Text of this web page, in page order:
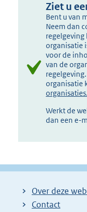
Ziet u
Bent u van
Neem dan
regelgeving
organisatie
voor de
van de
organisatie
Werkt de
dan een e-
Over deze
Contact